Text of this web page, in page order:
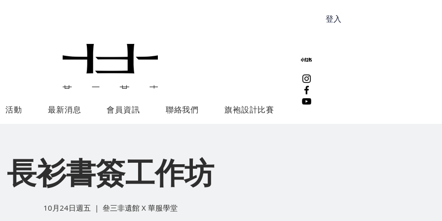
登入
活動 最新消息 會員資訊 聯絡我們 旗袍設計比賽
長衫書簽工作坊
10月24日週五
  |
叄三非遺館 X 華服學堂